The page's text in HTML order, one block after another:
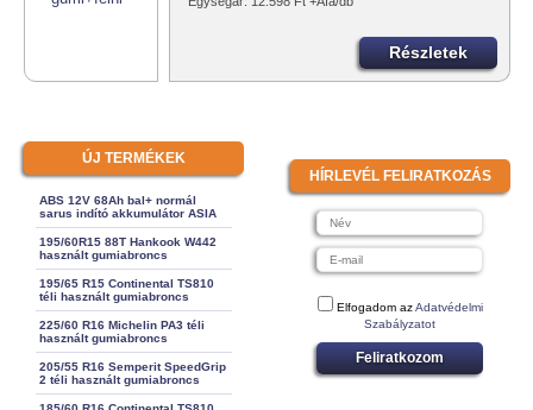
Részletek
ÚJ TERMÉKEK
ABS 12V 68Ah bal+ normál
sarus indító akkumulátor ASIA
195/60R15 88T Hankook W442
használt gumiabroncs
195/65 R15 Continental TS810
téli használt gumiabroncs
225/60 R16 Michelin PA3 téli
használt gumiabroncs
205/55 R16 Semperit SpeedGrip
2 téli használt gumiabroncs
HÍRLEVÉL FELIRATKOZÁS
Elfogadom azAdatvédelmi
Szabályzatot
Feliratkozom